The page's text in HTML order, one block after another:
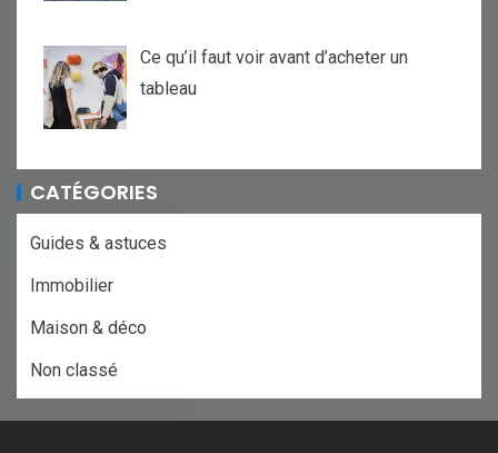
Ce qu’il faut voir avant d’acheter un
tableau
CATÉGORIES
Guides & astuces
Immobilier
Maison & déco
Non classé